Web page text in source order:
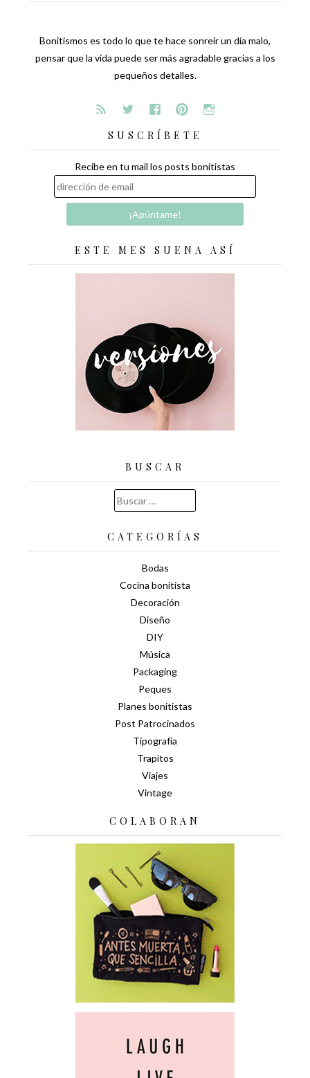
Bonitismos es todo lo que te hace sonreír un día malo,
pensar que la vida puede ser más agradable gracias a los
pequeños detalles.
SUSCRÍBETE
Recibe en tu mail los posts bonitistas
ESTE MES SUENA ASÍ
BUSCAR
Buscar:
CATEGORÍAS
Bodas
Cocina bonitista
Decoración
Diseño
DIY
Música
Packaging
Peques
Planes bonitistas
Post Patrocinados
Tipografía
Trapitos
Viajes
Vintage
COLABORAN